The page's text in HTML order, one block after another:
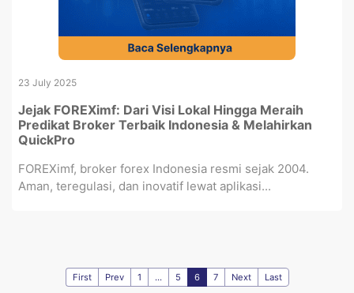
23 July 2025
Jejak FOREXimf: Dari Visi Lokal Hingga Meraih
Predikat Broker Terbaik Indonesia & Melahirkan
QuickPro
FOREXimf, broker forex Indonesia resmi sejak 2004.
Aman, teregulasi, dan inovatif lewat aplikasi...
First Prev 1 ... 5 6 7 Next Last